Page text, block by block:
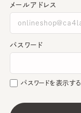
メールアドレス
パスワード
パスワードを表示する